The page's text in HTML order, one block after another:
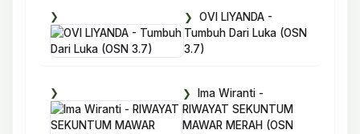
OVI LIYANDA -
Tumbuh Dari Luka (OSN
3.7)
Ima Wiranti -
RIWAYAT SEKUNTUM
MAWAR MERAH (OSN